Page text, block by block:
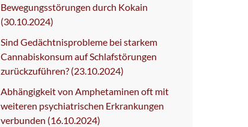
Bewegungsstörungen durch Kokain
(30.10.2024)
Sind Gedächtnisprobleme bei starkem
Cannabiskonsum auf Schlafstörungen
zurückzuführen? (23.10.2024)
Abhängigkeit von Amphetaminen oft mit
weiteren psychiatrischen Erkrankungen
verbunden (16.10.2024)